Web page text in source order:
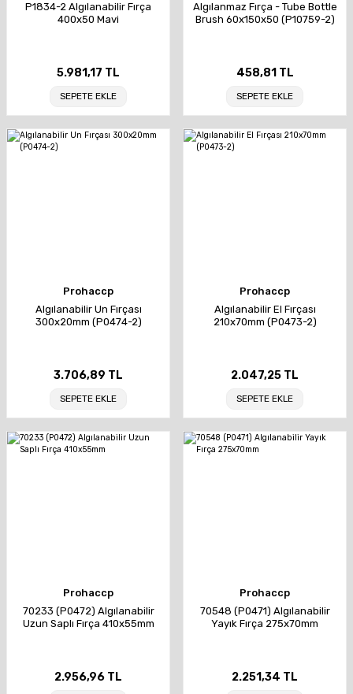
P1834-2 Algılanabilir Fırça
400x50 Mavi
5.981,17 TL
SEPETE EKLE
Algılanmaz Fırça - Tube Bottle
Brush 60x150x50 (P10759-2)
458,81 TL
SEPETE EKLE
Prohaccp
Algılanabilir Un Fırçası
300x20mm (P0474-2)
3.706,89 TL
SEPETE EKLE
Prohaccp
Algılanabilir El Fırçası
210x70mm (P0473-2)
2.047,25 TL
SEPETE EKLE
Prohaccp
70233 (P0472) Algılanabilir
Uzun Saplı Fırça 410x55mm
2.956,96 TL
Prohaccp
70548 (P0471) Algılanabilir
Yayık Fırça 275x70mm
2.251,34 TL